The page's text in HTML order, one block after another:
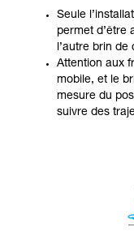
Seule
permet d’être
l’autre brin de
Attention aux
mobile, et le
mesure du
suivre des